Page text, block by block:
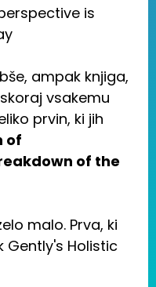
is
ampak knjiga,
vsakemu
prvin, ki jih
of
of the
malo. Prva, ki
Gently's Holistic